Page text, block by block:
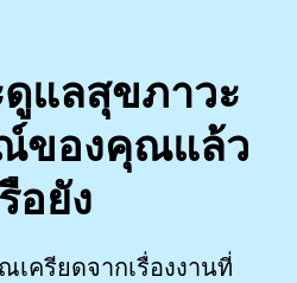
แลสุขภาวะ
ของคุณแล้ว
อยัง
ครียดจากเรื่องงานที่